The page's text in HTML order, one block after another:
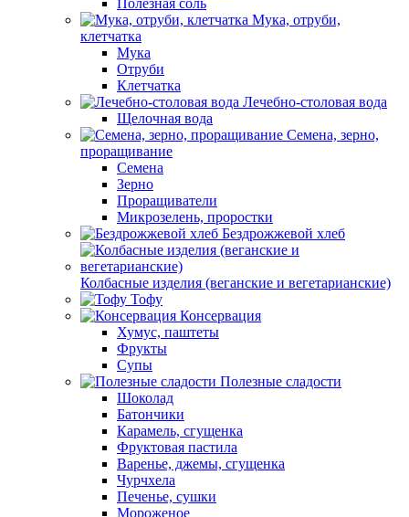
Полезная соль
Мука, отруби,
клетчатка
Мука
Отруби
Клетчатка
Лечебно-столовая вода
Щелочная вода
Семена, зерно,
проращивание
Семена
Зерно
Проращиватели
Микрозелень, проростки
Бездрожжевой хлеб
Колбасные изделия (веганские и вегетарианские)
Тофу
Консервация
Хумус, паштеты
Фрукты
Супы
Полезные сладости
Шоколад
Батончики
Карамель, сгущенка
Фруктовая пастила
Варенье, джемы, сгущенка
Чурчхела
Печенье, сушки
Мороженое